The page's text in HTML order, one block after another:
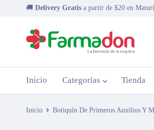
🚚 Delivery Gratis a partir de $20 en
Inicio Categorías Tienda
Inicio Botiquín De Primeros Auxilios Y